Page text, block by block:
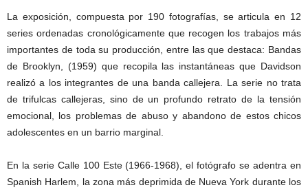
La exposición, compuesta por 190 fotografías, se articula en 12
series ordenadas cronológicamente que recogen los trabajos más
importantes de toda su producción, entre las que destaca: Bandas
de Brooklyn, (1959) que recopila las instantáneas que Davidson
realizó a los integrantes de una banda callejera. La serie no trata
de trifulcas callejeras, sino de un profundo retrato de la tensión
emocional, los problemas de abuso y abandono de estos chicos
adolescentes en un barrio marginal.
En la serie Calle 100 Este (1966-1968), el fotógrafo se adentra en
Spanish Harlem, la zona más deprimida de Nueva York durante los